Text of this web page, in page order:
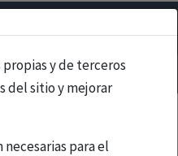
y de terceros
del sitio y mejorar
para el